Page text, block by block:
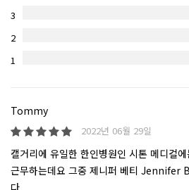
3
2
1
Tommy
2022년 06월 29일
캘거리에 유일한 한인병원인 시톤 메디컬
근무하는데요 그중 제니퍼 베티 Jennifer
다.